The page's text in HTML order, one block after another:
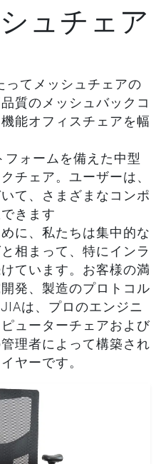
ュチェア
ってメッシュチェアの
質のメッシュバックコ
能オフィスチェアを幅
ォームを備えた中型
チェア。ユーザーは、
て、さまざまなコンポ
きます
に、私たちは集中的な
相まって、特にインラ
ています。お客様の満
発、製造のプロトコル
は、プロのエンジニ
ューターチェアおよび
理者によって構築され
ヤーです。